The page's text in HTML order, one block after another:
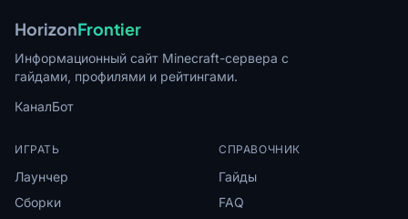
HorizonFrontier
Информационный сайт Minecraft-сервера с
гайдами, профилями и рейтингами.
КаналБот
ИГРАТЬ
Лаунчер
Сборки
СПРАВОЧНИК
Гайды
FAQ